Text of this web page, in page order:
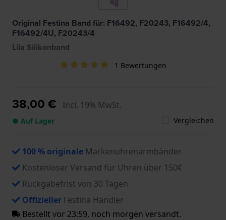
Original Festina Band für: F16492, F20243, F16492/4,
F16492/4U, F20243/4
Lila Silikonband
1 Bewertungen
38,00 € Incl. 19% MwSt.
● Auf Lager Vergleichen
100 % originale Markenuhrenarmbänder
Kostenloser Versand für Uhren über 150€
Rückgabefrist von 30 Tagen
Offizieller Festina Händler
Bestellt vor 23:59, noch morgen versandt.